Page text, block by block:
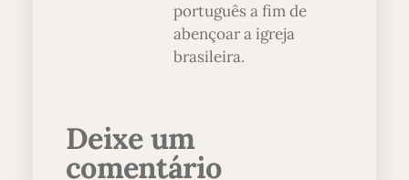
português a fim de
abençoar a igreja
brasileira.
Deixe um
comentário